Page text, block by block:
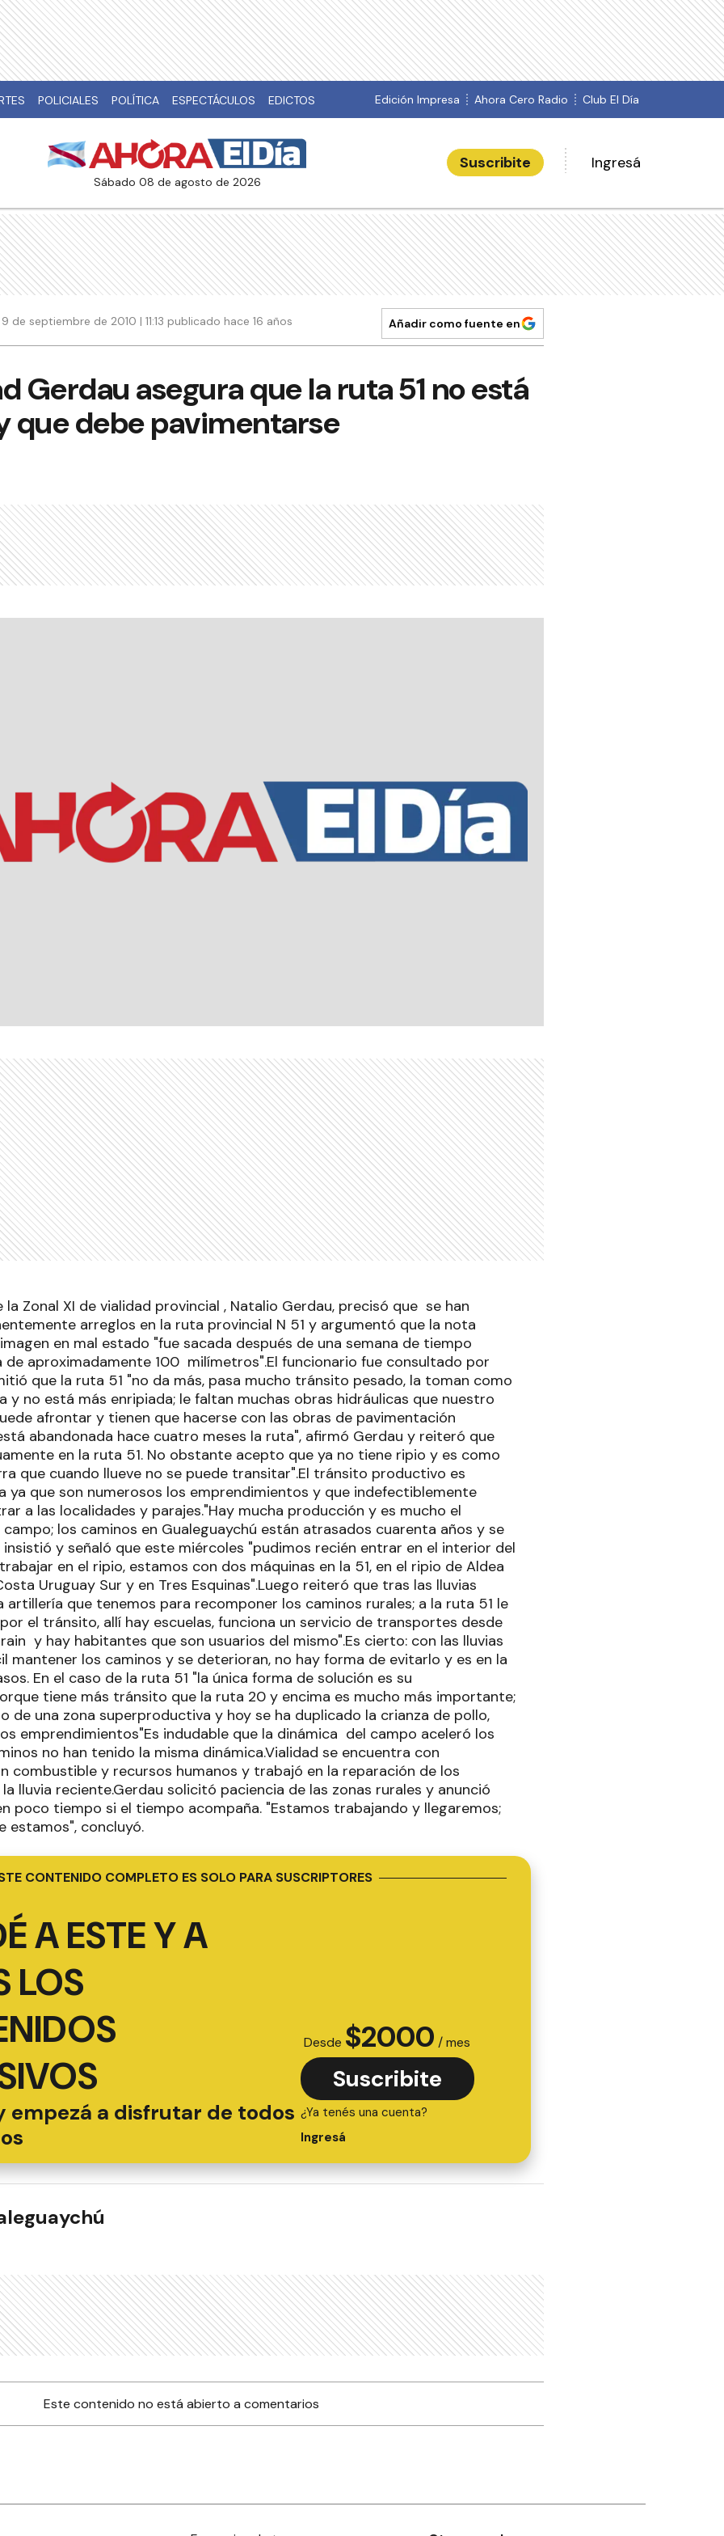
POLICIALES POLÍTICA ESPECTÁCULOS EDICTOS Edición Impresa Ahora Cero Radio Club El Día
sábado 08 de agosto de 2026
Suscribite Ingresá
9 de septiembre de 2010 | 11:13 publicado hace 16 años Añadir como fuente en
Gerdau asegura que la ruta 51 no está
que debe pavimentarse
la Zonal XI de vialidad provincial , Natalio Gerdau, precisó que se han
arreglos en la ruta provincial N 51 y argumentó que la nota
en mal estado "fue sacada después de una semana de tiempo
de aproximadamente 100 milímetros".El funcionario fue consultado por
que la ruta 51 "no da más, pasa mucho tránsito pesado, la toman como
y no está más enripiada; le faltan muchas obras hidráulicas que nuestro
afrontar y tienen que hacerse con las obras de pavimentación
abandonada hace cuatro meses la ruta", afirmó Gerdau y reiteró que
en la ruta 51. No obstante acepto que ya no tiene ripio y es como
que cuando llueve no se puede transitar".El tránsito productivo es
ya que son numerosos los emprendimientos y que indefectiblemente
a las localidades y parajes."Hay mucha producción y es mucho el
los caminos en Gualeguaychú están atrasados cuarenta años y se
insistió y señaló que este miércoles "pudimos recién entrar en el interior del
en el ripio, estamos con dos máquinas en la 51, en el ripio de Aldea
Uruguay Sur y en Tres Esquinas".Luego reiteró que tras las lluvias
artillería que tenemos para recomponer los caminos rurales; a la ruta 51 le
el tránsito, allí hay escuelas, funciona un servicio de transportes desde
y hay habitantes que son usuarios del mismo".Es cierto: con las lluvias
mantener los caminos y se deterioran, no hay forma de evitarlo y es en la
En el caso de la ruta 51 "la única forma de solución es su
tiene más tránsito que la ruta 20 y encima es mucho más importante;
de una zona superproductiva y hoy se ha duplicado la crianza de pollo,
emprendimientos"Es indudable que la dinámica del campo aceleró los
no han tenido la misma dinámica.Vialidad se encuentra con
combustible y recursos humanos y trabajó en la reparación de los
lluvia reciente.Gerdau solicitó paciencia de las zonas rurales y anunció
poco tiempo si el tiempo acompaña. "Estamos trabajando y llegaremos;
estamos", concluyó.
CONTENIDO COMPLETO ES SOLO PARA SUSCRIPTORES
A ESTE Y A
LOS
empezá a disfrutar de todos
Desde $2000 / mes
Suscribite
¿Ya tenés una cuenta?
Ingresá
Este contenido no está abierto a comentarios